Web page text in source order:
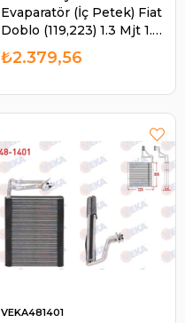
Evaparatör (İç Petek) Fiat
Doblo (119,223) 1.3 Mjt 1.9
Mjt 1.4 ( Çıkış Ucunun
Birisi 15.5mm Digeri
₺2.379,56
VEKA481401